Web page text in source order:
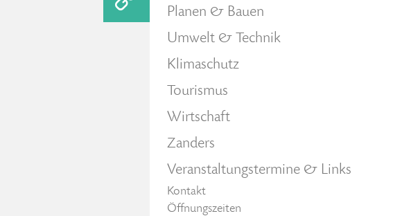
Planen & Bauen
Umwelt & Technik
Klimaschutz
Tourismus
Wirtschaft
Zanders
Veranstaltungstermine & Links
Kontakt
Öffnungszeiten